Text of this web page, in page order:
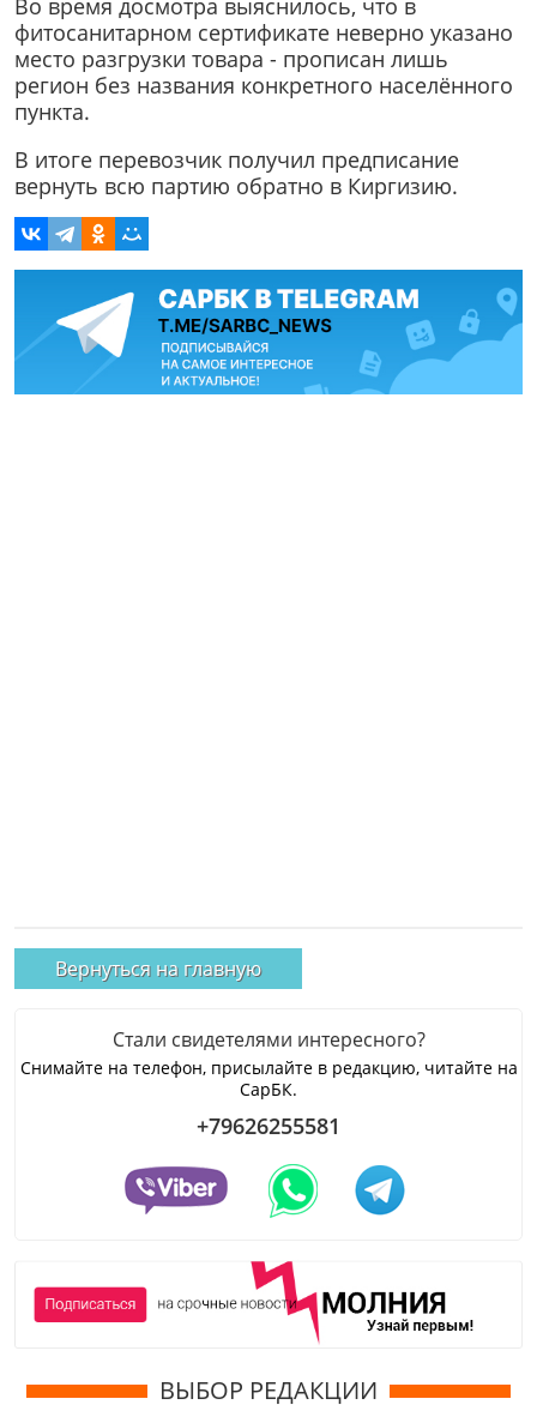
Во время досмотра выяснилось, что в
фитосанитарном сертификате неверно указано
место разгрузки товара - прописан лишь
регион без названия конкретного населённого
пункта.
В итоге перевозчик получил предписание
вернуть всю партию обратно в Киргизию.
Вернуться на главную
Стали свидетелями интересного?
Снимайте на телефон, присылайте в редакцию, читайте на
СарБК.
+79626255581
ВЫБОР РЕДАКЦИИ